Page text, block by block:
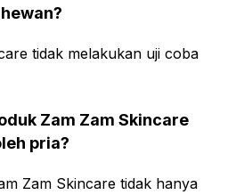
tidak melakukan uji coba
Zam Zam Skincare
pria?
Zam Skincare tidak hanya